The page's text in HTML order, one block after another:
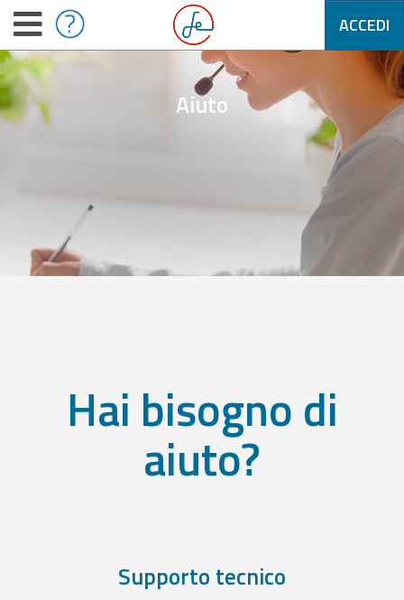
ACCEDI
Aiuto
Hai bisogno di
aiuto?
Supporto tecnico